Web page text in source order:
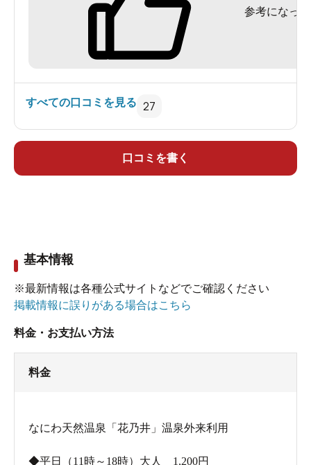
参考になった
すべての口コミを見る 27
口コミを書く
基本情報
※最新情報は各種公式サイトなどでご確認ください
掲載情報に誤りがある場合はこちら
料金・お支払い方法
料金
なにわ天然温泉「花乃井」温泉外来利用
◆平日（11時～18時）大人 1,200円